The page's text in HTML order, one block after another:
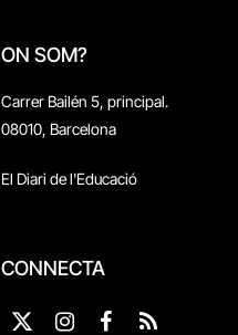
ON SOM?
Carrer Bailén 5, principal.
08010, Barcelona
El Diari de l'Educació
CONNECTA